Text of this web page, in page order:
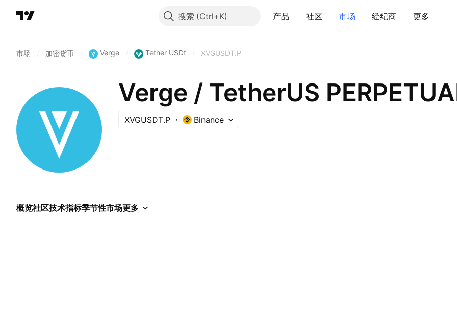
搜索 产品 社区 市场 经纪商 更多
市场 加密货币 Verge Tether USDt XVGUSDT.P
Verge / TetherUS
XVGUSDT.P Binance
概览社区技术指标季节性市场更多